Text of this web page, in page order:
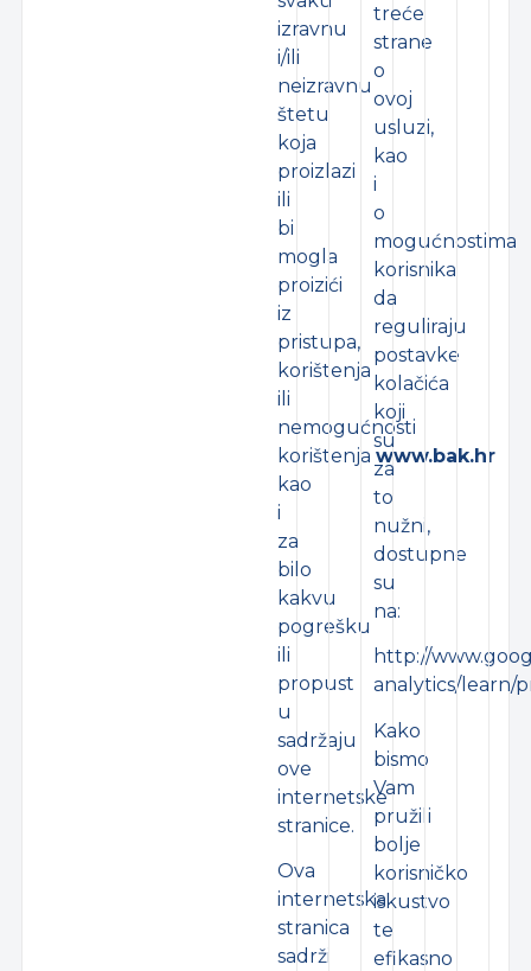
izravnu
i/ili
neizravnu
štetu
koja
proizlazi
ili
bi
mogla
proizići
iz
pristupa,
korištenja
ili
nemogućnosti
korištenja www.bak.hr
kao
i
za
bilo
kakvu
pogrešku
ili
propust
u
sadržaju
ove
internetske
stranice.
Ova
internetska
stranica
sadrži
treće
strane
o
ovoj
usluzi,
kao
i
o
mogućnostima
korisnika
da
reguliraju
postavke
kolačića
koji
su
za
to
nužni,
dostupne
su
na:
http://
analytics/learn/
Kako
bismo
Vam
pružili
bolje
korisničko
iskustvo
te
efikasno